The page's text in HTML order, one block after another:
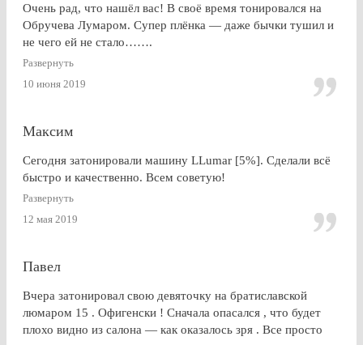
Очень рад, что нашёл вас! В своё время тонировался на
Обручева Лумаром. Супер плёнка — даже бычки тушил и
не чего ей не стало…….
Развернуть
10 июня 2019
Максим
Сегодня затонировали машину LLumar [5%]. Сделали всё
быстро и качественно. Всем советую!
Развернуть
12 мая 2019
Павел
Вчера затонировал свою девяточку на братиславской
люмаром 15 . Офигенски ! Сначала опасался , что будет
плохо видно из салона — как оказалось зря . Все просто